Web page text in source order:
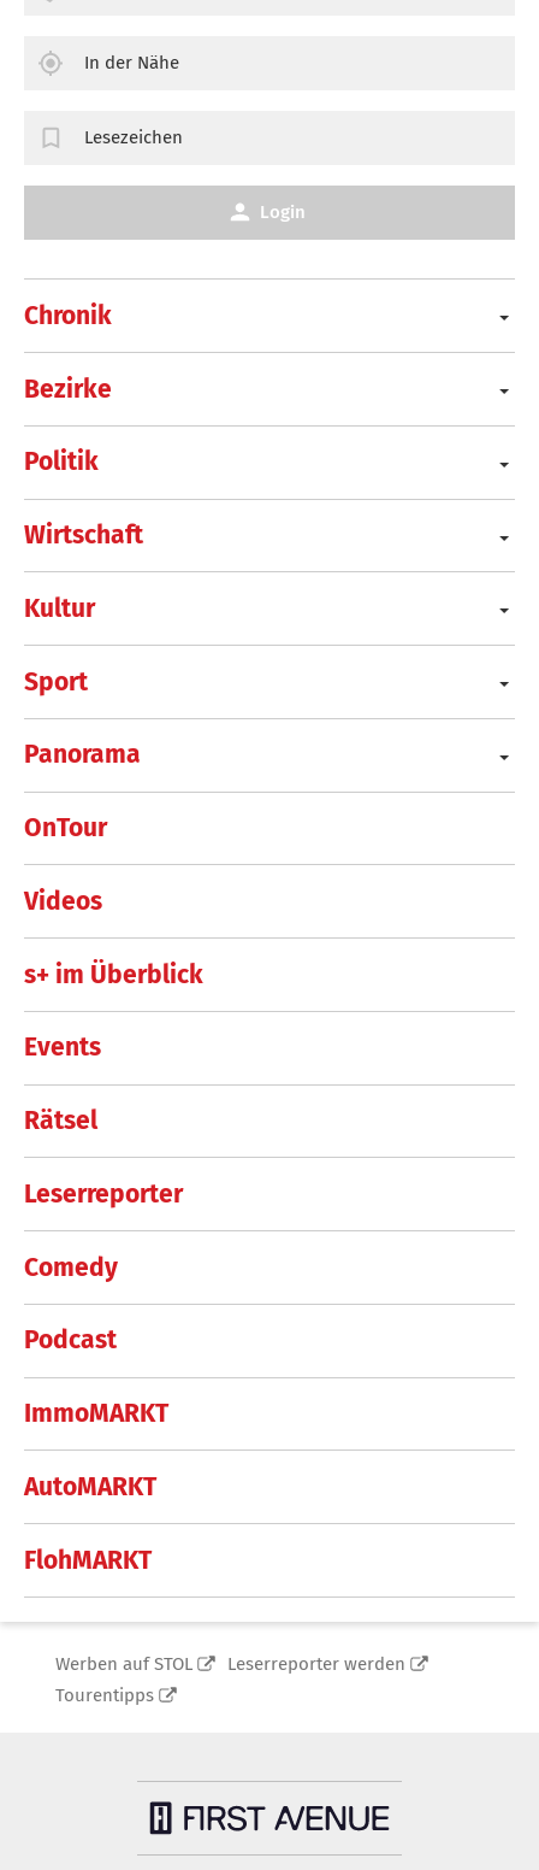
Chronik
Bezirke
Politik
Wirtschaft
Kultur
Sport
Panorama
OnTour
Videos
s+ im Überblick
Events
Rätsel
Leserreporter
Comedy
Podcast
ImmoMARKT
AutoMARKT
FlohMARKT
In der Nähe
Lesezeichen
Login
Werben auf STOL
Leserreporter werden
Tourentipps